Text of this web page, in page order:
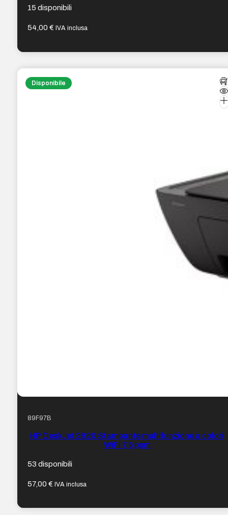
15 disponibili
54,00€ IVA inclusa
Disponibile
89F97B
HP DeskJet 2920 Stampante multifunzione a colori
WiFi 7,5 ppm
53 disponibili
57,00€ IVA inclusa